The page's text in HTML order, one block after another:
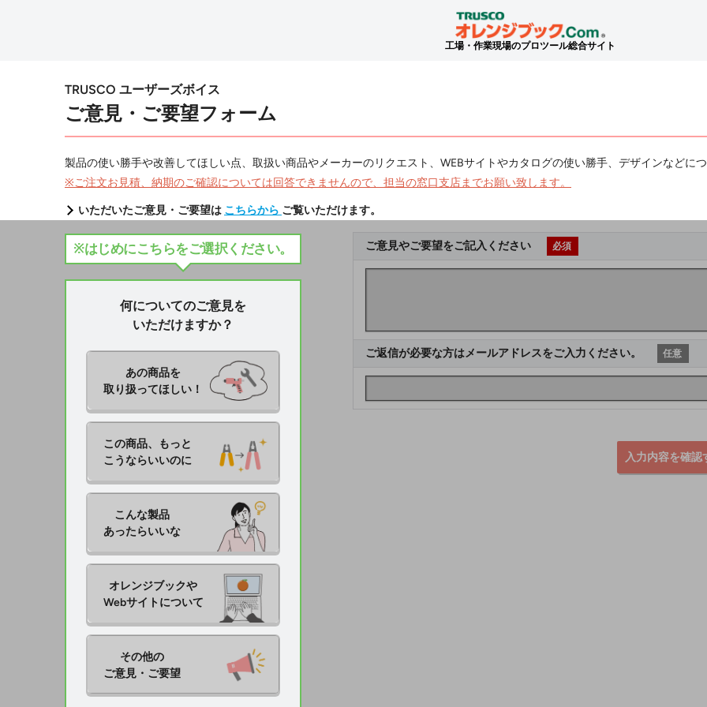
工場・作業現場のプロツール総合サイト
TRUSCO ユーザーズボイス
ご意見・ご要望フォーム
製品の使い勝手や改善してほしい点、取扱い商品やメーカーのリクエスト、WEBサイトやカタログの使い勝手、デザインなどに
※ご注文お見積、納期のご確認については回答できませんので、担当の窓口支店までお願い致します。
いただいたご意見・ご要望は こちらから ご覧いただけます。
※はじめにこちらをご選択ください。
何についてのご意見を
いただけますか？
あの商品を
取り扱ってほしい！
この商品、もっと
こうならいいのに
こんな製品
あったらいいな
オレンジブックや
Webサイトについて
その他の
ご意見・ご要望
ご意見やご要望をご記入ください 必須
ご返信が必要な方はメールアドレスをご入力ください。 任意
入力内容を確認